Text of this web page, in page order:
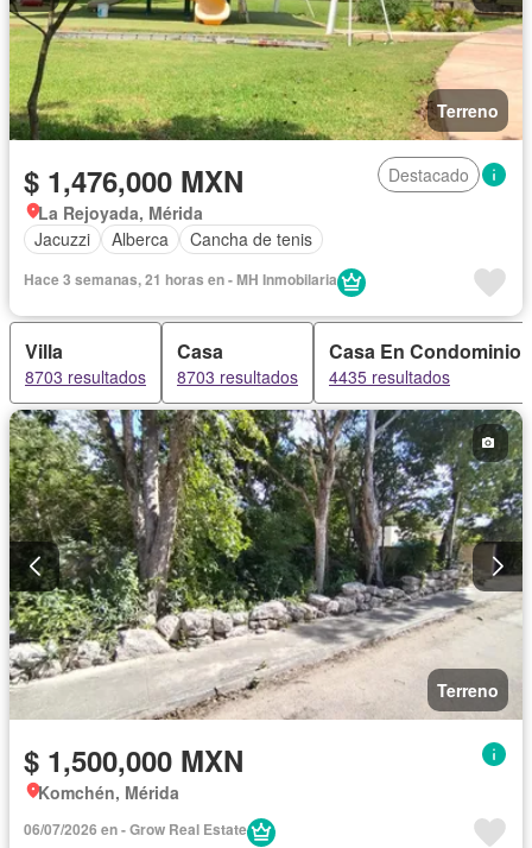
Terreno
$ 1,476,000 MXN
Destacado
La Rejoyada, Mérida
Jacuzzi
Alberca Cancha de tenis
Hace 3 semanas, 21 horas en - MH Inmobilaria
Villa
8703 resultados
Casa
8703 resultados
Casa En Condominio
4435 resultados
Terreno
$ 1,500,000 MXN
Komchén, Mérida
06/07/2026 en - Grow Real Estate